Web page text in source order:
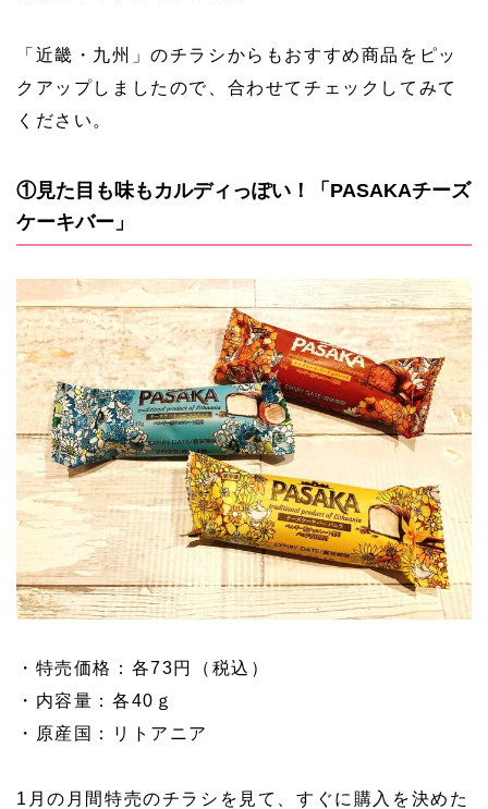
「近畿・九州」のチラシからもおすすめ商品をピッ
クアップしましたので、合わせてチェックしてみて
ください。
①見た目も味もカルディっぽい！「PASAKAチーズ
ケーキバー」
・特売価格：各73円（税込）
・内容量：各40ｇ
・原産国：リトアニア
1月の月間特売のチラシを見て、すぐに購入を決めた